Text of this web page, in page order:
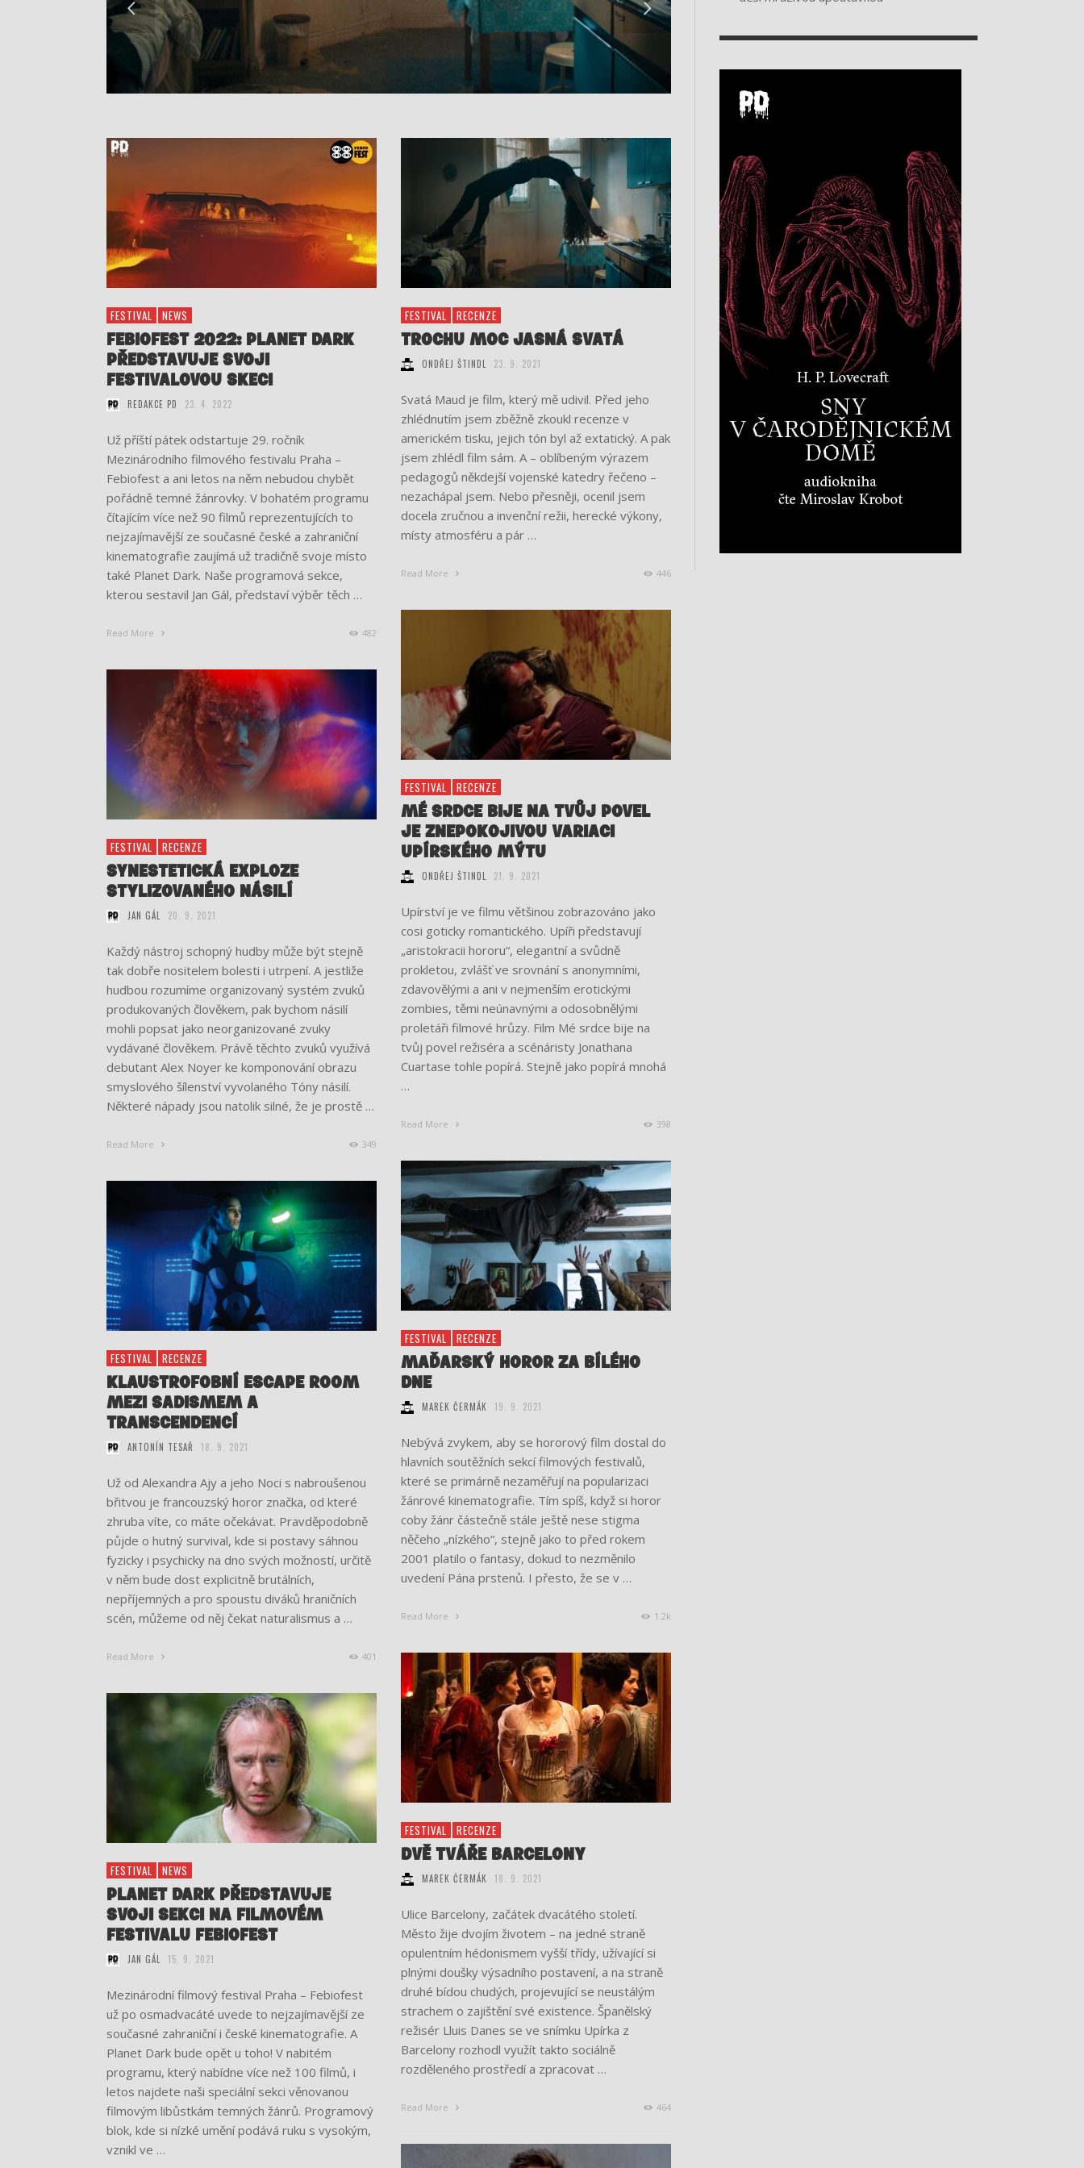
FESTIVAL NEWS
FEBIOFEST 2022: PLANET DARK
PŘEDSTAVUJE SVOJI
FESTIVALOVOU SKECI
REDAKCE PD 23. 4. 2022
Už příští pátek odstartuje 29. ročník
Mezinárodního filmového festivalu Praha –
Febiofest a ani letos na něm nebudou chybět
pořádně temné žánrovky. V bohatém programu
čítajícím více než 90 filmů reprezentujících to
nejzajímavější ze současné české a zahraniční
kinematografie zaujímá už tradičně svoje místo
také Planet Dark. Naše programová sekce,
kterou sestavil Jan Gál, představí výběr těch …
Read More 482
FESTIVAL RECENZE
TROCHU MOC JASNÁ SVATÁ
ONDŘEJ ŠTINDL 23. 9. 2021
Svatá Maud je film, který mě udivil. Před jeho
zhlédnutím jsem zběžně zkoukl recenze v
americkém tisku, jejich tón byl až extatický. A pak
jsem zhlédl film sám. A – oblíbeným výrazem
pedagogů někdejší vojenské katedry řečeno –
nezachápal jsem. Nebo přesněji, ocenil jsem
docela zručnou a invenční režii, herecké výkony,
místy atmosféru a pár …
Read More 446
FESTIVAL RECENZE
MÉ SRDCE BIJE NA TVŮJ POVEL
JE ZNEPOKOJIVOU VARIACI
UPÍRSKÉHO MÝTU
ONDŘEJ ŠTINDL 21. 9. 2021
Upírství je ve filmu většinou zobrazováno jako
cosi goticky romantického. Upíři představují
„aristokracii hororu“, elegantní a svůdně
prokletou, zvlášť ve srovnání s anonymními,
zdavovělými a ani v nejmenším erotickými
zombies, těmi neúnavnými a odosobnělými
proletáři filmové hrůzy. Film Mé srdce bije na
tvůj povel režiséra a scénáristy Jonathana
Cuartase tohle popírá. Stejně jako popírá mnohá
…
Read More 398
FESTIVAL RECENZE
SYNESTETICKÁ EXPLOZE
STYLIZOVANÉHO NÁSILÍ
JAN GÁL 20. 9. 2021
Každý nástroj schopný hudby může být stejně
tak dobře nositelem bolesti i utrpení. A jestliže
hudbou rozumíme organizovaný systém zvuků
produkovaných člověkem, pak bychom násilí
mohli popsat jako neorganizované zvuky
vydávané člověkem. Právě těchto zvuků využívá
debutant Alex Noyer ke komponování obrazu
smyslového šílenství vyvolaného Tóny násilí.
Některé nápady jsou natolik silné, že je prostě …
Read More 349
FESTIVAL RECENZE
MAĎARSKÝ HOROR ZA BÍLÉHO
DNE
MAREK ČERMÁK 19. 9. 2021
Nebývá zvykem, aby se hororový film dostal do
hlavních soutěžních sekcí filmových festivalů,
které se primárně nezaměřují na popularizaci
žánrové kinematografie. Tím spíš, když si horor
coby žánr částečně stále ještě nese stigma
něčeho „nízkého“, stejně jako to před rokem
2001 platilo o fantasy, dokud to nezměnilo
uvedení Pána prstenů. I přesto, že se v …
Read More 1.2k
FESTIVAL RECENZE
KLAUSTROFOBNÍ ESCAPE ROOM
MEZI SADISMEM A
TRANSCENDENCÍ
ANTONÍN TESAŘ 18. 9. 2021
Už od Alexandra Ajy a jeho Noci s nabroušenou
břitvou je francouzský horor značka, od které
zhruba víte, co máte očekávat. Pravděpodobně
půjde o hutný survival, kde si postavy sáhnou
fyzicky i psychicky na dno svých možností, určitě
v něm bude dost explicitně brutálních,
nepříjemných a pro spoustu diváků hraničních
scén, můžeme od něj čekat naturalismus a …
Read More 401
FESTIVAL RECENZE
DVĚ TVÁŘE BARCELONY
MAREK ČERMÁK 18. 9. 2021
Ulice Barcelony, začátek dvacátého století.
Město žije dvojím životem – na jedné straně
opulentním hédonismem vyšší třídy, užívající si
plnými doušky výsadního postavení, a na straně
druhé bídou chudých, projevující se neustálým
strachem o zajištění své existence. Španělský
režisér Lluis Danes se ve snímku Upírka z
Barcelony rozhodl využít takto sociálně
rozděleného prostředí a zpracovat …
Read More 464
FESTIVAL NEWS
PLANET DARK PŘEDSTAVUJE
SVOJI SEKCI NA FILMOVÉM
FESTIVALU FEBIOFEST
JAN GÁL 15. 9. 2021
Mezinárodní filmový festival Praha – Febiofest
už po osmadvacáté uvede to nejzajímavější ze
současné zahraniční i české kinematografie. A
Planet Dark bude opět u toho! V nabitém
programu, který nabídne více než 100 filmů, i
letos najdete naši speciální sekci věnovanou
filmovým libůstkám temných žánrů. Programový
blok, kde si nízké umění podává ruku s vysokým,
vznikl ve …